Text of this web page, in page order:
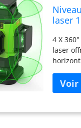
laser
4 X
laser
sol à
rapide